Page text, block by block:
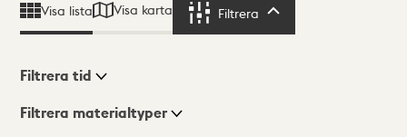
Visa lista Visa karta Filtrera
Visningsläge
Filtrera tid
Filtrera materialtyper